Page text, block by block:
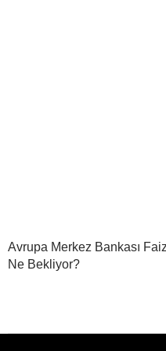
Avrupa Merkez Bankası
Ne Bekliyor?